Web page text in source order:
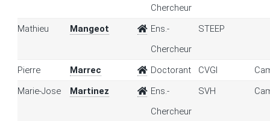
Chercheur
Mathieu Mangeot
Ens.-
Chercheur
STEEP
Pierre Marrec Doctorant CVGI
Marie-Jose
Martinez
Ens.-
Chercheur
SVH